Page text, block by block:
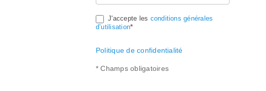
J'accepte les conditions générales
d’utilisation*
Politique de confidentialité
* Champs obligatoires